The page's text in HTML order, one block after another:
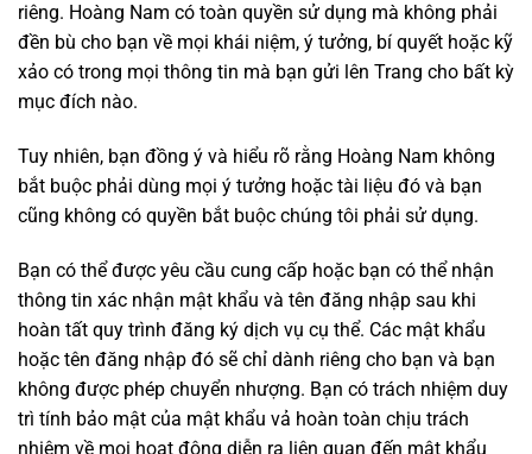
riêng. Hoàng Nam có toàn quyền sử dụng mà không phải
đền bù cho bạn về mọi khái niệm, ý tưởng, bí quyết hoặc kỹ
xảo có trong mọi thông tin mà bạn gửi lên Trang cho bất kỳ
mục đích nào.
Tuy nhiên, bạn đồng ý và hiểu rõ rằng Hoàng Nam không
bắt buộc phải dùng mọi ý tưởng hoặc tài liệu đó và bạn
cũng không có quyền bắt buộc chúng tôi phải sử dụng.
Bạn có thể được yêu cầu cung cấp hoặc bạn có thể nhận
thông tin xác nhận mật khẩu và tên đăng nhập sau khi
hoàn tất quy trình đăng ký dịch vụ cụ thể. Các mật khẩu
hoặc tên đăng nhập đó sẽ chỉ dành riêng cho bạn và bạn
không được phép chuyển nhượng. Bạn có trách nhiệm duy
trì tính bảo mật của mật khẩu vả hoàn toàn chịu trách
nhiệm về mọi hoạt động diễn ra liên quan đến mật khẩu